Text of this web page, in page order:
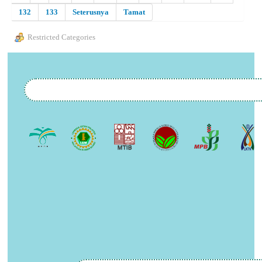
132
133 Seterusnya Tamat
Restricted Categories